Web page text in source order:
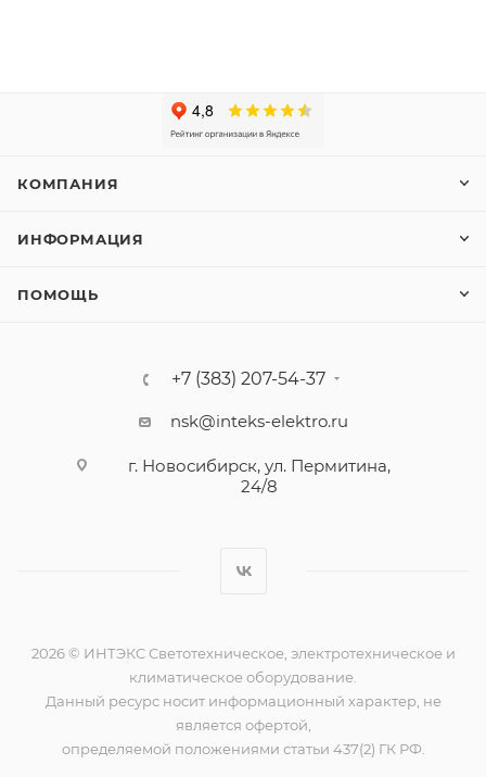
КОМПАНИЯ
ИНФОРМАЦИЯ
ПОМОЩЬ
+7 (383) 207-54-37
nsk@inteks-elektro.ru
г. Новосибирск, ул. Пермитина,
24/8
2026 © ИНТЭКС Светотехническое, электротехническое и
климатическое оборудование.
Данный ресурс носит информационный характер, не
является офертой,
определяемой положениями статьи 437(2) ГК РФ.